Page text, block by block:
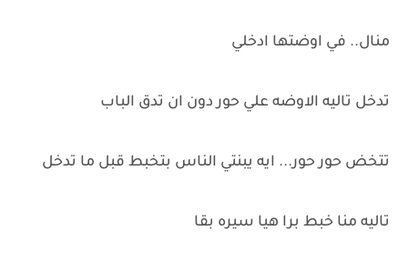
منال.. في اوضتها ادخلي
تدخل تاليه الاوضه علي حور دون ان تدق الباب
تتخض حور حور... ايه يبنتي الناس بتخبط قبل ما تدخل
تاليه منا خبط برا هيا سيره بقا